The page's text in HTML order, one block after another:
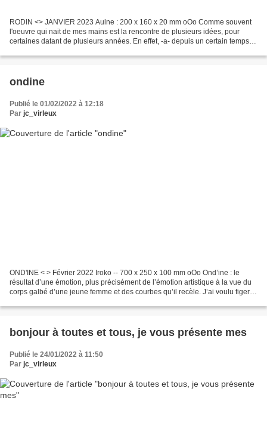
RODIN <> JANVIER 2023 Aulne : 200 x 160 x 20 mm oOo Comme souvent
l'oeuvre qui nait de mes mains est la rencontre de plusieurs idées, pour
certaines datant de plusieurs années. En effet, -a- depuis un certain temps je
ondine
Publié le 01/02/2022 à 12:18
Par jc_virleux
OND'INE < > Février 2022 Iroko -- 700 x 250 x 100 mm oOo Ond’ine : le
résultat d’une émotion, plus précisément de l’émotion artistique à la vue du
corps galbé d’une jeune femme et des courbes qu’il recèle. J’ai voulu figer
bonjour à toutes et tous, je vous présente mes
Publié le 24/01/2022 à 11:50
Par jc_virleux